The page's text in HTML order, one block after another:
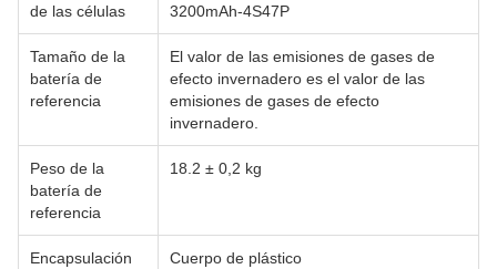
de las células
3200mAh-4S47P
Tamaño de la
batería de
referencia
El valor de las emisiones de gases de
efecto invernadero es el valor de las
emisiones de gases de efecto
invernadero.
Peso de la
batería de
referencia
18.2 ± 0,2 kg
Encapsulación
Cuerpo de plástico